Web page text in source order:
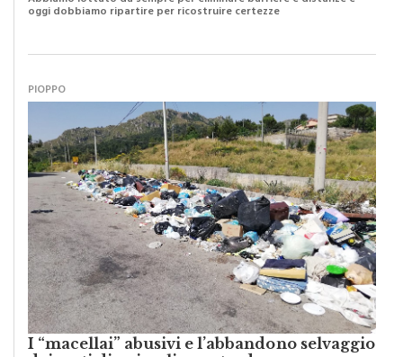
I “macellai” abusivi e l’abbandono selvaggio
dei resti di animali per strada